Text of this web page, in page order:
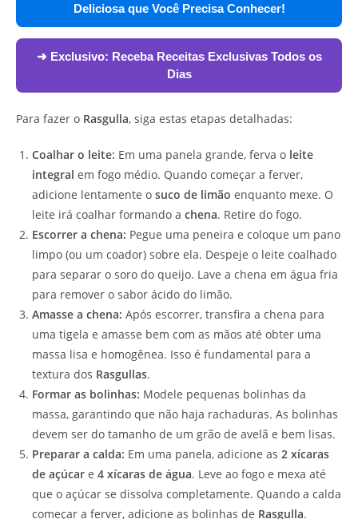
Deliciosa que Você Precisa Conhecer!
➜ Exclusivo: Receba Receitas Exclusivas Todos os
Dias
Para fazer o Rasgulla, siga estas etapas detalhadas:
Coalhar o leite: Em uma panela grande, ferva o leite
integral em fogo médio. Quando começar a ferver,
adicione lentamente o suco de limão enquanto mexe. O
leite irá coalhar formando a chena. Retire do fogo.
Escorrer a chena: Pegue uma peneira e coloque um pano
limpo (ou um coador) sobre ela. Despeje o leite coalhado
para separar o soro do queijo. Lave a chena em água fria
para remover o sabor ácido do limão.
Amasse a chena: Após escorrer, transfira a chena para
uma tigela e amasse bem com as mãos até obter uma
massa lisa e homogênea. Isso é fundamental para a
textura dos Rasgullas.
Formar as bolinhas: Modele pequenas bolinhas da
massa, garantindo que não haja rachaduras. As bolinhas
devem ser do tamanho de um grão de avelã e bem lisas.
Preparar a calda: Em uma panela, adicione as 2 xícaras
de açúcar e 4 xícaras de água. Leve ao fogo e mexa até
que o açúcar se dissolva completamente. Quando a calda
começar a ferver, adicione as bolinhas de Rasgulla.